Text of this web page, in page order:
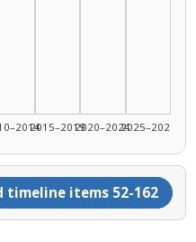
2015–20192020–20242025–2026
timeline items 52-162